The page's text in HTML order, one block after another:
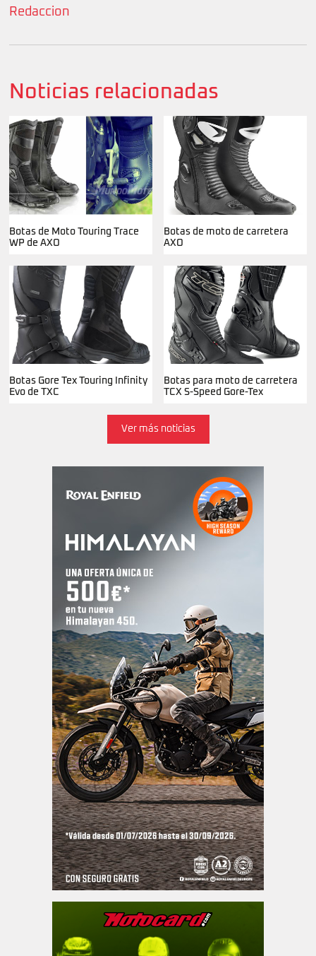
Redaccion
Noticias relacionadas
Botas de Moto Touring Trace
WP de AXO
Botas de moto de carretera
AXO
Botas Gore Tex Touring Infinity
Evo de TXC
Botas para moto de carretera
TCX S-Speed Gore-Tex
Ver más noticias